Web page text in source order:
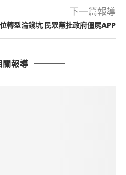
下一篇報導
轉型淪錢坑 民眾黨批政府僵屍APP
關報導